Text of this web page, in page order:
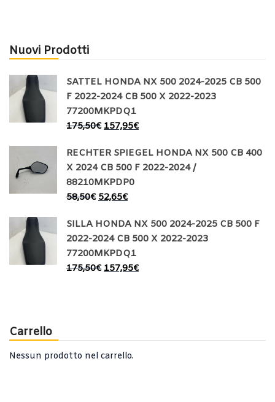
Nuovi Prodotti
SATTEL HONDA NX 500 2024-2025 CB 500
F 2022-2024 CB 500 X 2022-2023
77200MKPDQ1
175,50€ 157,95€
RECHTER SPIEGEL HONDA NX 500 CB 400
X 2024 CB 500 F 2022-2024 /
88210MKPDP0
58,50€ 52,65€
SILLA HONDA NX 500 2024-2025 CB 500 F
2022-2024 CB 500 X 2022-2023
77200MKPDQ1
175,50€ 157,95€
Carrello
Nessun prodotto nel carrello.